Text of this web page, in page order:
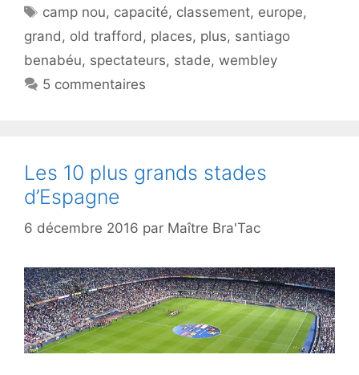
Étiquettes
camp nou, capacité, classement, europe,
grand, old trafford, places, plus, santiago
benabéu, spectateurs, stade, wembley
5 commentaires
Les 10 plus grands stades
d’Espagne
6 décembre 2016 par Maître Bra'Tac